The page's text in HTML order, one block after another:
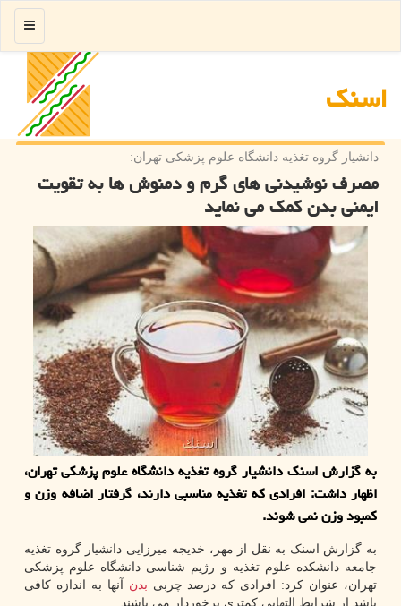
اسنك
منو
دانشیار گروه تغذیه دانشگاه علوم پزشكی تهران:
مصرف نوشیدنی های گرم و دمنوش ها به تقویت
ایمنی بدن كمك می نماید
به گزارش اسنك دانشیار گروه تغذیه دانشگاه علوم پزشكی تهران،
اظهار داشت: افرادی كه تغذیه مناسبی دارند، گرفتار اضافه وزن و
كمبود وزن نمی شوند.
به گزارش اسنک به نقل از مهر، خدیجه میرزایی دانشیار گروه تغذیه
جامعه دانشکده علوم تغذیه و رژیم شناسی دانشگاه علوم پزشکی
تهران، عنوان کرد: افرادی که درصد چربی بدن آنها به اندازه کافی
باشد از شرایط التهابی کمتری برخوردار می باشند.